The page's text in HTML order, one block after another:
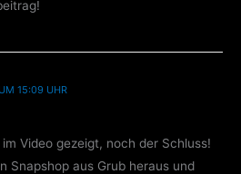
15:09 UHR
Video gezeigt, noch der Schluss!
Snapshop aus Grub heraus und